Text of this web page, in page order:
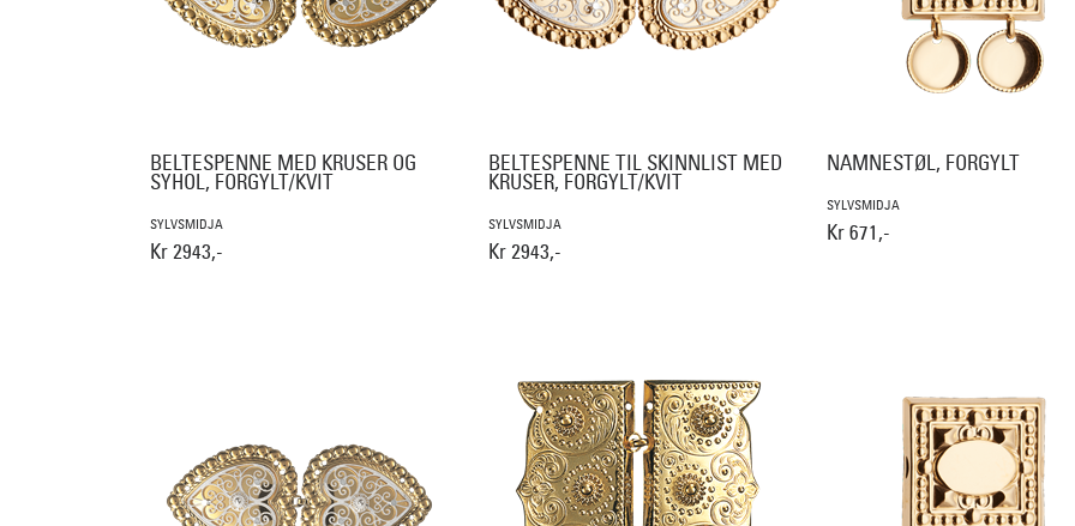
BELTESPENNE MED KRUSER OG
SYHOL, FORGYLT/KVIT
SYLVSMIDJA
Kr 2943,-
BELTESPENNE TIL SKINNLIST MED
KRUSER, FORGYLT/KVIT
SYLVSMIDJA
Kr 2943,-
NAMNESTØL, FORGYLT
SYLVSMIDJA
Kr 671,-